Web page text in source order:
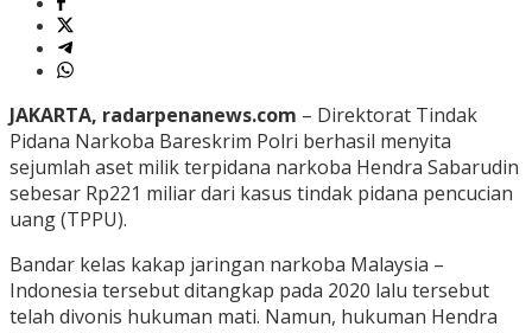
JAKARTA, radarpenanews.com – Direktorat Tindak
Pidana Narkoba Bareskrim Polri berhasil menyita
sejumlah aset milik terpidana narkoba Hendra Sabarudin
sebesar Rp221 miliar dari kasus tindak pidana pencucian
uang (TPPU).
Bandar kelas kakap jaringan narkoba Malaysia –
Indonesia tersebut ditangkap pada 2020 lalu tersebut
telah divonis hukuman mati. Namun, hukuman Hendra